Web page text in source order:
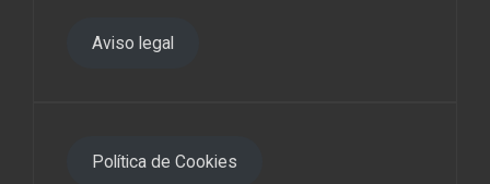
Aviso legal
Política de Cookies